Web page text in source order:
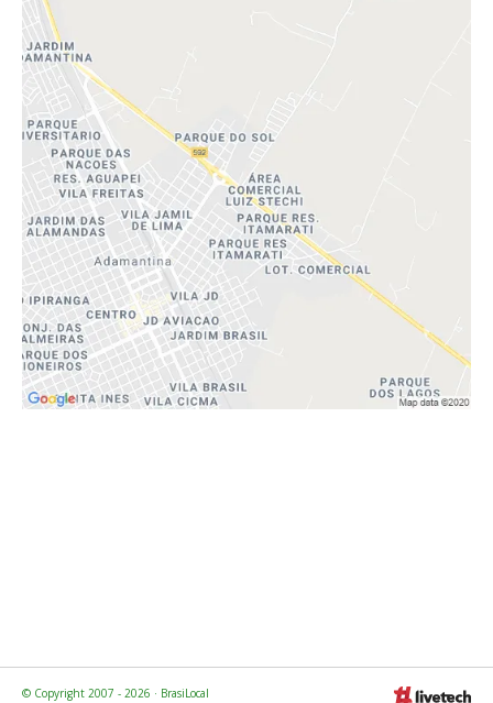
© Copyright 2007 - 2026 · BrasiLocal